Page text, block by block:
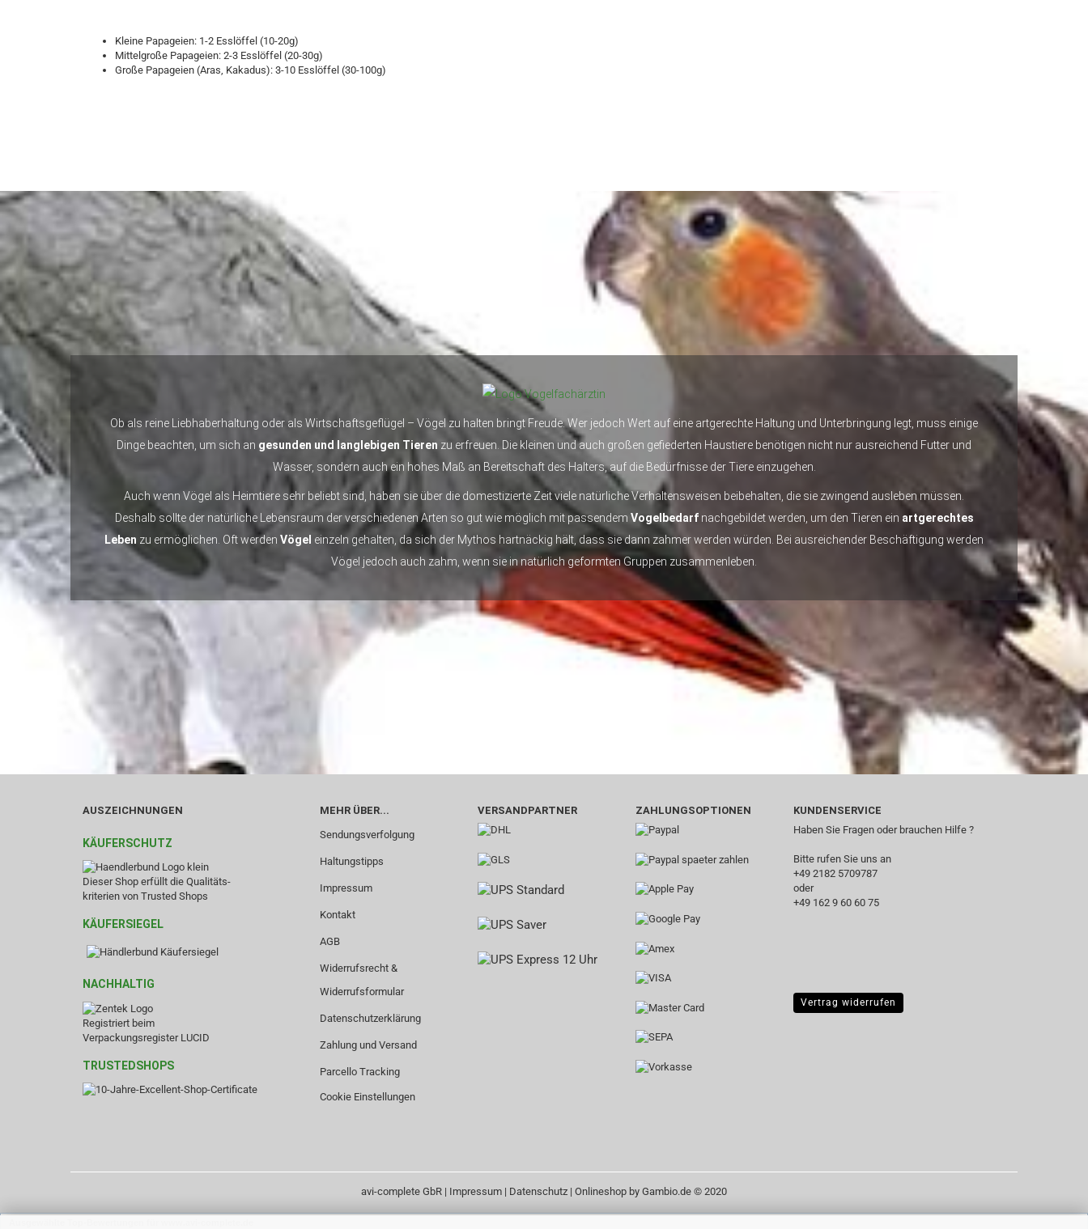
Kleine Papageien: 1-2 Esslöffel (10-20g)
Mittelgroße Papageien: 2-3 Esslöffel (20-30g)
Große Papageien (Aras, Kakadus): 3-10 Esslöffel (30-100g)
Ob als reine Liebhaberhaltung oder als Wirtschaftsgeflügel – Vögel zu halten bringt Freude. Wer jedoch Wert auf eine artgerechte Haltung und Unterbringung legt, muss einige
Dinge beachten, um sich an gesunden und langlebigen Tieren zu erfreuen. Die kleinen und auch großen gefiederten Haustiere benötigen nicht nur ausreichend Futter und
Wasser, sondern auch ein hohes Maß an Bereitschaft des Halters, auf die Bedürfnisse der Tiere einzugehen.
Auch wenn Vögel als Heimtiere sehr beliebt sind, haben sie über die domestizierte Zeit viele natürliche Verhaltensweisen beibehalten, die sie zwingend ausleben müssen.
Deshalb sollte der natürliche Lebensraum der verschiedenen Arten so gut wie möglich mit passendem Vogelbedarfnachgebildet werden, um den Tieren ein artgerechtes
Leben zu ermöglichen. Oft werden Vögel einzeln gehalten, da sich der Mythos hartnäckig hält, dass sie dann zahmer werden würden. Bei ausreichender Beschäftigung werden
Vögel jedoch auch zahm, wenn sie in natürlich geformten Gruppen zusammenleben.
AUSZEICHNUNGEN
KÄUFERSCHUTZ
Dieser Shop erfüllt die Qualitäts-
kriterien von Trusted Shops
KÄUFERSIEGEL
NACHHALTIG
Registriert beim
Verpackungsregister LUCID
TRUSTEDSHOPS
MEHR ÜBER...
Sendungsverfolgung
Haltungstipps
Impressum
Kontakt
AGB
Widerrufsrecht &
Widerrufsformular
Datenschutzerklärung
Zahlung und Versand
Parcello Tracking
Cookie Einstellungen
VERSANDPARTNER ZAHLUNGSOPTIONEN
KUNDENSERVICE
Haben Sie Fragen oder brauchen Hilfe ?
Bitte rufen Sie uns an
+49 2182 5709787‬
oder
+49 162 9 60 60 75
Vertrag widerrufen
avi-complete GbR | Impressum | Datenschutz | Onlineshop by Gambio.de © 2020